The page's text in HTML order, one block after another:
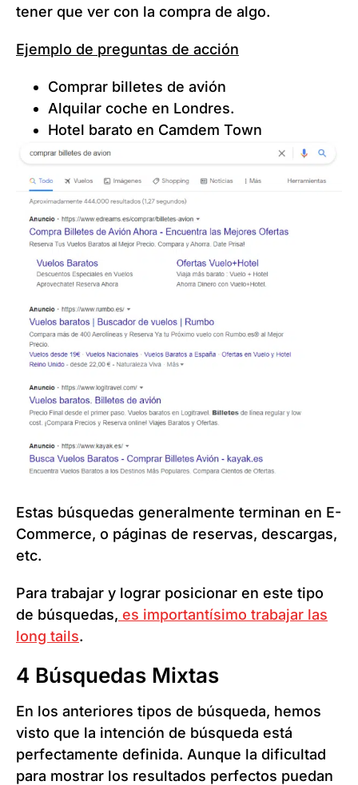
tener que ver con la compra de algo.
Ejemplo de preguntas de acción
Comprar billetes de avión
Alquilar coche en Londres.
Hotel barato en Camdem Town
Estas búsquedas generalmente terminan en E-
Commerce, o páginas de reservas, descargas,
etc.
Para trabajar y lograr posicionar en este tipo
de búsquedas, es importantísimo trabajar las
long tails.
4 Búsquedas Mixtas
En los anteriores tipos de búsqueda, hemos
visto que la intención de búsqueda está
perfectamente definida. Aunque la dificultad
para mostrar los resultados perfectos puedan